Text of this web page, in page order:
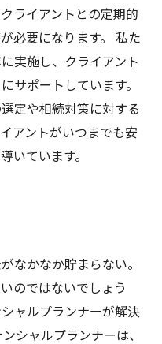
ライアントとの定期的
必要になります。 私た
実施し、クライアント
サポートしています。
定や相続対策に対する
アントがいつまでも安
いています。
なかなか貯まらない。
のではないでしょう
ャルプランナーが解決
シャルプランナーは、